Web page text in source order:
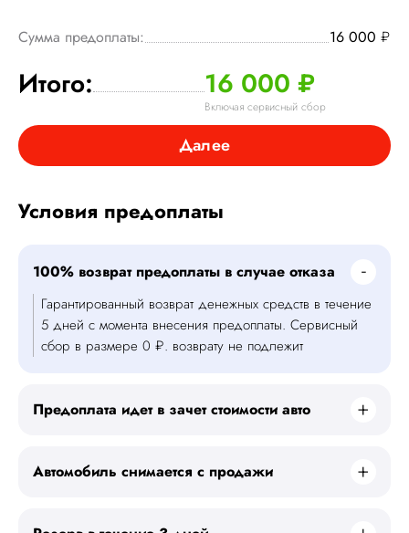
Сумма предоплаты: 16 000 ₽
Итого: 16 000 ₽
Включая сервисный сбор
Далее
Условия предоплаты
100% возврат предоплаты в случае отказа
Гарантированный возврат денежных средств в течение
5 дней с момента внесения предоплаты. Сервисный
сбор в размере 0 ₽. возврату не подлежит
Предоплата идет в зачет стоимости авто
Автомобиль снимается с продажи